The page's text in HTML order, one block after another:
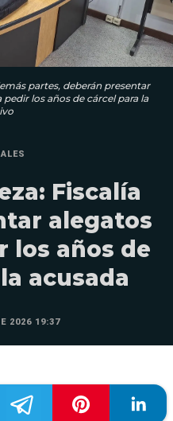
partes, deberán presentar
los años de cárcel para la
Fiscalía
alegatos
los años de
acusada
2026 19:37